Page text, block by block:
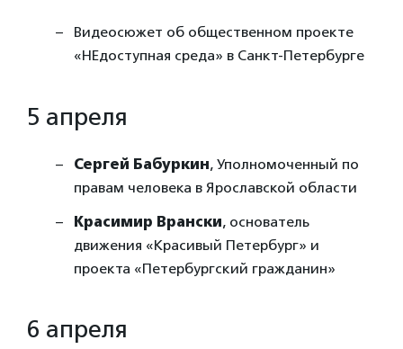
Видеосюжет об общественном проекте
«НЕдоступная среда» в Санкт-Петербурге
5 апреля
Сергей Бабуркин, Уполномоченный по
правам человека в Ярославской области
Красимир Врански, основатель
движения «Красивый Петербург» и
проекта «Петербургский гражданин»
6 апреля